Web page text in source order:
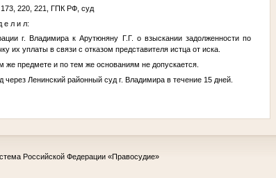
173, 220, 221, ГПК РФ, суд
е л и л:
г. Владимира к Арутюняну
Г.Г. о взыскании задолженности по
их уплаты в связи с отказом представителя истца от иска.
предмете и по тем же основаниям не допускается.
Ленинский районный суд г. Владимира в течение 15 дней.
Российской Федерации «Правосудие»